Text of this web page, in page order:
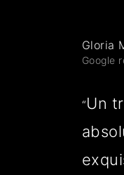
Gloria
Google
“Un